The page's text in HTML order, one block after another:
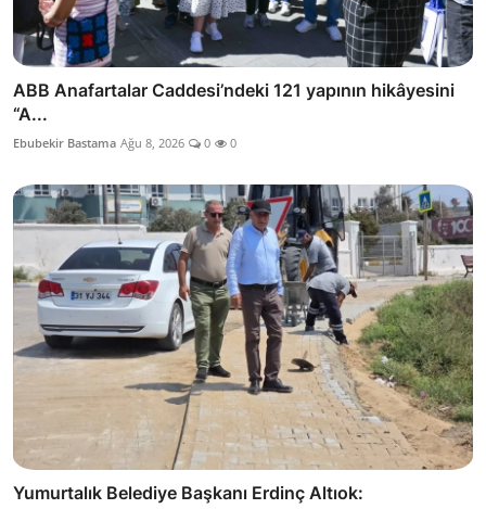
ABB Anafartalar Caddesi’ndeki 121 yapının hikâyesini
“A...
Ebubekir Bastama Ağu 8, 2026 0 0
Yumurtalık Belediye Başkanı Erdinç Altıok: